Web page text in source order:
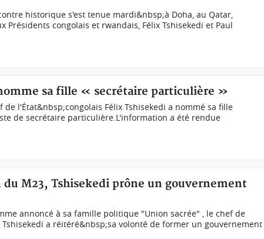
historique s'est tenue mardi&nbsp;à Doha, au Qatar,
Présidents congolais et rwandais, Félix Tshisekedi et Paul
sa fille « secrétaire particulière »
de l'État&nbsp;congolais Félix Tshisekedi a nommé sa fille
de secrétaire particulière.L'information a été rendue
du M23, Tshisekedi prône un gouvernement
annoncé à sa famille politique "Union sacrée" , le chef de
a réitéré&nbsp;sa volonté de former un gouvernement